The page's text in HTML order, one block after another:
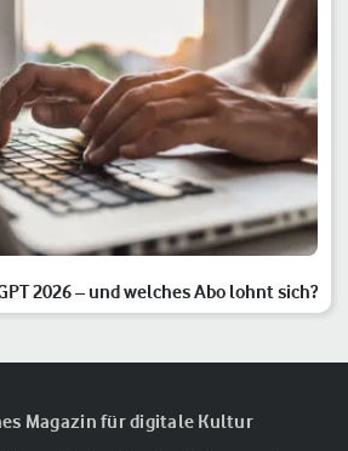
2026 – und welches Abo lohnt sich?
Magazin für digitale Kultur